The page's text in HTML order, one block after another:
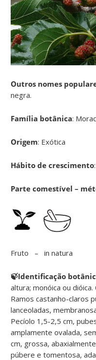
Outros nomes
negra.
Família botânica:
Origem: Exótica
Hábito de crescimento
Parte comestível –
Fruto – in natura
🍃Identificação
altura; monóica ou
Ramos castanho-claros
lanceoladas,
Pecíolo 1,5-2,5 cm,
amplamente ovalada,
cm, grossa,
púbere e tomentosa,